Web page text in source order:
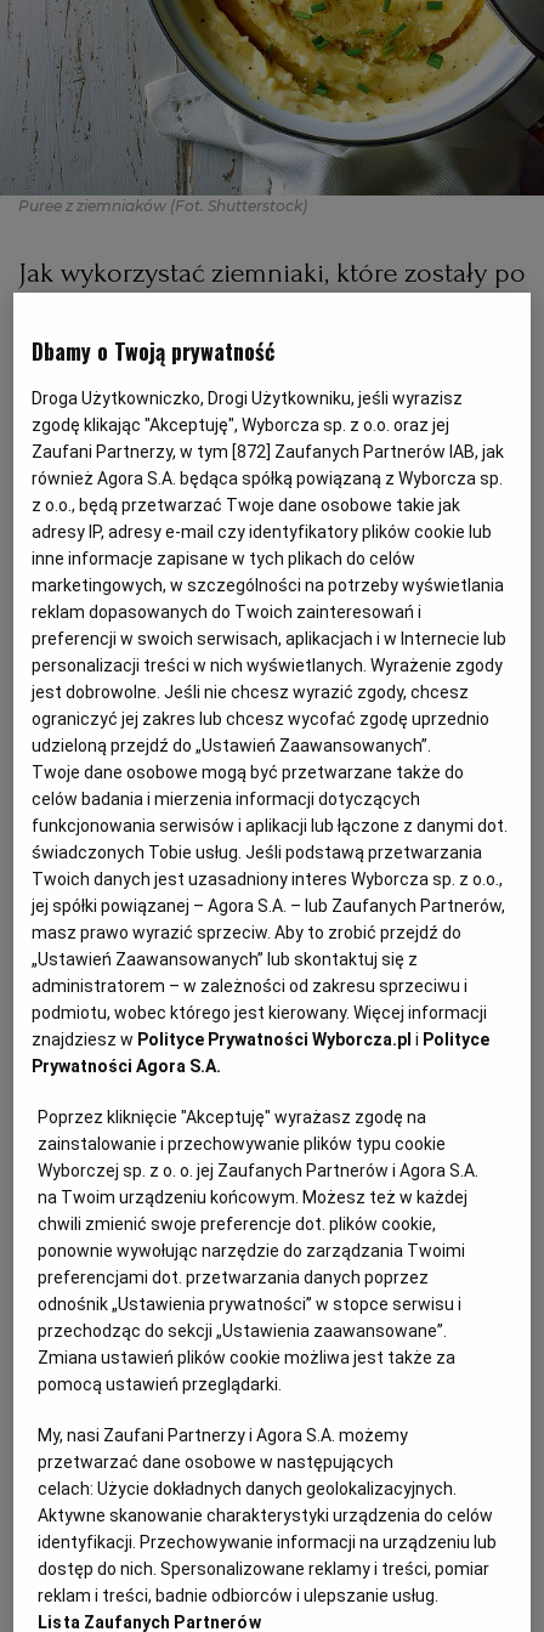
NAPOJE
SAŁATKI
MAKARONY
DRÓB
MIĘSA
RYBY
PRZEKĄSKI
DOMOWE PRZETWORY
SOST, DIPY I INNE DODATKI
DOMOWE PRZYJĘCIE
GRILL
KUCHNIA CHIŃSKA
KUCHNIA TAJSKA
KUCHNIA GRECKA
KUCHNIA PORTUGALSKA
KUCHNIA FRANCUSKA
KUCHNIA AMERYKAŃSKA
KUCHNIA POLSKA
KUCHNIA MEKSYKAŃSKA
KUCHNIA INDYJSKA
KUCHNIA HISZPAŃSKA
KUCHNIA NIEMIECKA
ZAKUPY
SPRZĘT KUCHENNY
FIT PRZEPISY
WEGE
WEGAN
BEZ GLUTENU
PODRÓŻE KULINARNE
HISTORIE KULINARNE
FELIETONY KULINARNE
KSIĄŻKI KULINARNE
SZEF KUCHNI
NASZE SERWISY
SERWISY LOKALNE
BIAŁYSTOK
BIELSKO-BIAŁA
BYDGOSZCZ
CZĘSTOCHOWA
ELBLĄG
GLIWICE
GORZÓW WIELKOPOLSKI
KALISZ
KATOWICE
KIELCE
KOSZALIN
KRAKÓW
ŁÓDŹ
OLSZTYN
OPOLE
PŁOCK
POZNAŃ
RADOM
RYBNIK
WYBORCZA.PL
MAGAZYNY
DUŻY FORMAT
WOLNA SOBOTA
ALE HISTORIA
WYBORCZA TV I VOD
TYLKO ZDROWIE
KSIĄŻKI. MAGAZYN DO CZYTANIA
NASZA EUROPA
SŁÓWKA. MAGAZYN O JĘZYKU
WYBORCZA CLASSIC
WYBORCZA.BIZ
WYSOKIE OBCASY
BIQDATA
JUTRONAUCI
ARCHIWUM
INNE SERWISY
GAZETA.PL
TOK FM
SPORT.PL
KULTURALNYSKLEP.PL
DZIECKO
ZDROWIE
POGODA
PODRÓŻE
WIDEO
FORUM
Puree z ziemniaków (Fot. Shutterstock)
Jak wykorzystać ziemniaki, które zostały po
Pureé z ziemniaków i pasternaku -
składniki
800 g pasternaku, 500 ml mleka, 200 g ugotowanych
tłuczonych ziemniaków, 80 g masła, sól,
świeżo mielony pieprz, gałka muszkatołowa, zielenina
do podania
Pureé z ziemniaków i pasternaku -
przygotowanie
800 g pasternaku, 500 ml mleka, 200 g ugotowanych
tłuczonych ziemniaków, 80 g masła, sól,
świeżo mielony pieprz, gałka muszkatołowa, zielenina
do podania
Pasternak obieramy, kroimy na kawałki, przekładamy
do rondla, zalewamy mlekiem. Jeśli mleko go nie
przykrywa, dodajemy odrobinę wody, przykrywamy
pokrywką i zagotowujemy. Zmniejszamy ogień
i dusimy 10-15 minut, aż pasternak będzie bardzo
miękki (Uwaga! Gotuje się szybciej niż ziemniaki).
Dbamy o Twoją prywatność
Droga Użytkowniczko, Drogi Użytkowniku, jeśli wyrazisz
zgodę klikając "Akceptuję", Wyborcza sp. z o.o. oraz jej
Zaufani Partnerzy, w tym [872] Zaufanych Partnerów IAB, jak
również Agora S.A. będąca spółką powiązaną z Wyborcza sp.
z o.o., będą przetwarzać Twoje dane osobowe takie jak
adresy IP, adresy e-mail czy identyfikatory plików cookie lub
inne informacje zapisane w tych plikach do celów
marketingowych, w szczególności na potrzeby wyświetlania
reklam dopasowanych do Twoich zainteresowań i
preferencji w swoich serwisach, aplikacjach i w Internecie lub
personalizacji treści w nich wyświetlanych. Wyrażenie zgody
jest dobrowolne. Jeśli nie chcesz wyrazić zgody, chcesz
ograniczyć jej zakres lub chcesz wycofać zgodę uprzednio
udzieloną przejdź do „Ustawień Zaawansowanych”.
Twoje dane osobowe mogą być przetwarzane także do
celów badania i mierzenia informacji dotyczących
funkcjonowania serwisów i aplikacji lub łączone z danymi dot.
świadczonych Tobie usług. Jeśli podstawą przetwarzania
Twoich danych jest uzasadniony interes Wyborcza sp. z o.o.,
jej spółki powiązanej – Agora S.A. – lub Zaufanych Partnerów,
masz prawo wyrazić sprzeciw. Aby to zrobić przejdź do
„Ustawień Zaawansowanych” lub skontaktuj się z
administratorem – w zależności od zakresu sprzeciwu i
podmiotu, wobec którego jest kierowany. Więcej informacji
znajdziesz w Polityce Prywatności Wyborcza.pl i Polityce
Prywatności Agora S.A.
Poprzez kliknięcie "Akceptuję" wyrażasz zgodę na
zainstalowanie i przechowywanie plików typu cookie
Wyborczej sp. z o. o. jej Zaufanych Partnerów i Agora S.A.
na Twoim urządzeniu końcowym. Możesz też w każdej
chwili zmienić swoje preferencje dot. plików cookie,
ponownie wywołując narzędzie do zarządzania Twoimi
preferencjami dot. przetwarzania danych poprzez
odnośnik „Ustawienia prywatności” w stopce serwisu i
przechodząc do sekcji „Ustawienia zaawansowane”.
Zmiana ustawień plików cookie możliwa jest także za
pomocą ustawień przeglądarki.
My, nasi Zaufani Partnerzy i Agora S.A. możemy
przetwarzać dane osobowe w następujących
celach:Użycie dokładnych danych geolokalizacyjnych.
Aktywne skanowanie charakterystyki urządzenia do celów
identyfikacji. Przechowywanie informacji na urządzeniu lub
dostęp do nich. Spersonalizowane reklamy i treści, pomiar
reklam i treści, badnie odbiorców i ulepszanie usług.
Lista Zaufanych Partnerów